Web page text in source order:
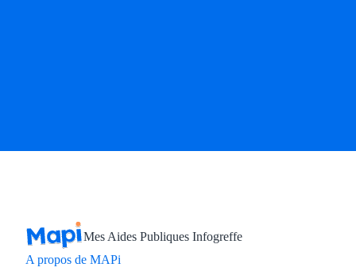
Mes Aides Publiques Infogreffe
A propos de MAPi